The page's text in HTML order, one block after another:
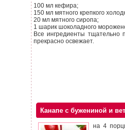
100 мл кефира;
150 мл мятного крепкого
20 мл мятного сиропа;
1 шарик шоколадного
Все ингредиенты тщательно
прекрасно освежает.
Канапе с бужениной и
на 4